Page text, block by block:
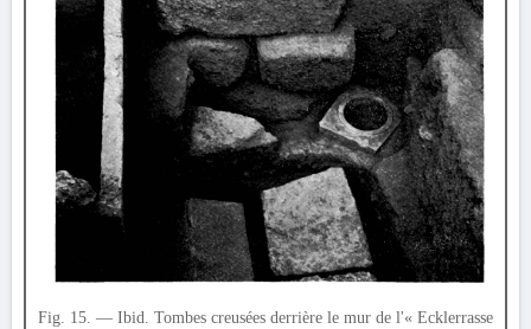
Fig. 15. — Ibid. Tombes creusées derrière le mur de l'« Ecklerrasse